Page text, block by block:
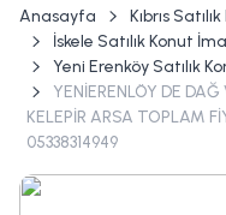
Anasayfa
Kıbrıs
İskele Satılık Konut
Yeni Erenköy Satılık
YENİERENLÖY DE
KELEPİR ARSA TOPLAM
05338314949